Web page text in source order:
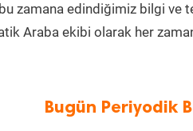
bu zamana edindiğimiz bilgi ve
Araba ekibi olarak her zaman
Bugün Periyodik